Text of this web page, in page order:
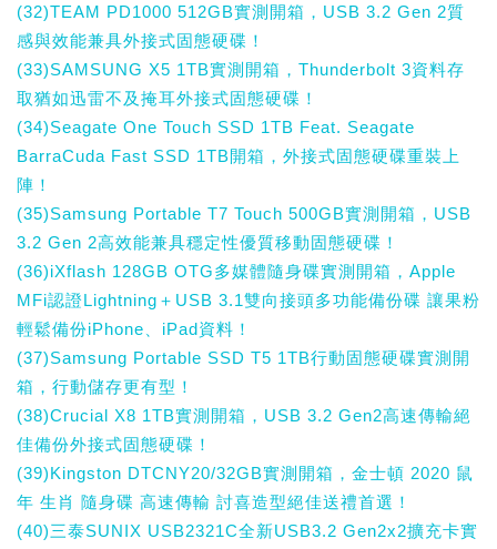
(32)TEAM PD1000 512GB實測開箱，USB 3.2 Gen 2質
感與效能兼具外接式固態硬碟！
(33)SAMSUNG X5 1TB實測開箱，Thunderbolt 3資料存
取猶如迅雷不及掩耳外接式固態硬碟！
(34)Seagate One Touch SSD 1TB Feat. Seagate
BarraCuda Fast SSD 1TB開箱，外接式固態硬碟重裝上
陣！
(35)Samsung Portable T7 Touch 500GB實測開箱，USB
3.2 Gen 2高效能兼具穩定性優質移動固態硬碟！
(36)iXflash 128GB OTG多媒體隨身碟實測開箱，Apple
MFi認證Lightning＋USB 3.1雙向接頭多功能備份碟 讓果粉
輕鬆備份iPhone、iPad資料！
(37)Samsung Portable SSD T5 1TB行動固態硬碟實測開
箱，行動儲存更有型！
(38)Crucial X8 1TB實測開箱，USB 3.2 Gen2高速傳輸絕
佳備份外接式固態硬碟！
(39)Kingston DTCNY20/32GB實測開箱，金士頓 2020 鼠
年 生肖 隨身碟 高速傳輸 討喜造型絕佳送禮首選！
(40)三泰SUNIX USB2321C全新USB3.2 Gen2x2擴充卡實